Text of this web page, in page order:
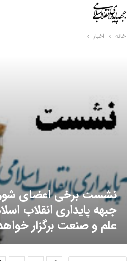
خانه اخبار
نشست برخی اعضای
جبهه پایداری انقلاب
علم و صنعت برگزار